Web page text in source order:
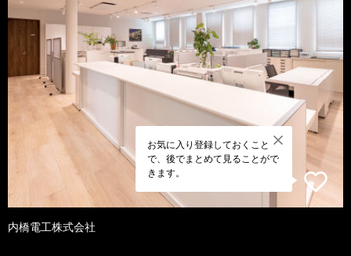
お気に入り登録しておくこと
で、後でまとめて見ることがで
きます。
内橋電工株式会社